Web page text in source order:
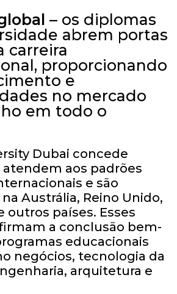
– os diplomas
abrem portas
carreira
proporcionando
e
no mercado
em todo o
Dubai concede
aos padrões
e são
Austrália, Reino Unido,
outros países. Esses
a conclusão bem-
educacionais
negócios, tecnologia da
arquitetura e